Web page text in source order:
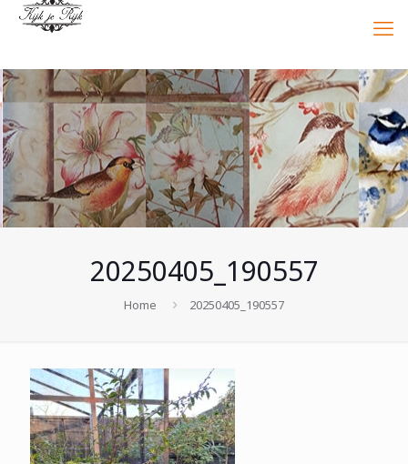
20250405_190557
Home 20250405_190557